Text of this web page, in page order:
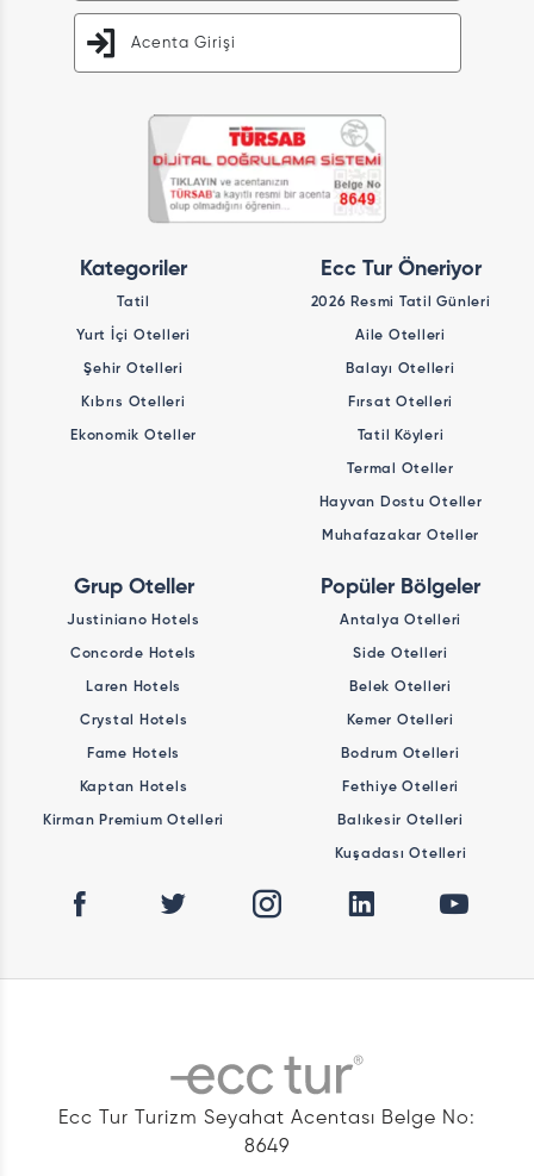
Acenta Girişi
Kategoriler
Tatil
Yurt İçi Otelleri
Şehir Otelleri
Kıbrıs Otelleri
Ekonomik Oteller
Ecc Tur Öneriyor
2026 Resmi Tatil Günleri
Aile Otelleri
Balayı Otelleri
Fırsat Otelleri
Tatil Köyleri
Termal Oteller
Hayvan Dostu Oteller
Muhafazakar Oteller
Grup Oteller
Justiniano Hotels
Concorde Hotels
Laren Hotels
Crystal Hotels
Fame Hotels
Kaptan Hotels
Kirman Premium Otelleri
Popüler Bölgeler
Antalya Otelleri
Side Otelleri
Belek Otelleri
Kemer Otelleri
Bodrum Otelleri
Fethiye Otelleri
Balıkesir Otelleri
Kuşadası Otelleri
Ecc Tur Turizm Seyahat Acentası Belge No:
8649